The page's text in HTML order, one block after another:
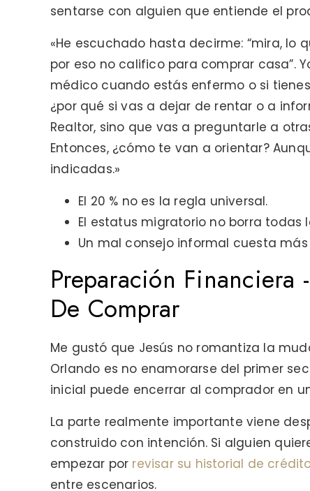
sentarse con alguien que entiende el
«He escuchado hasta decirme: “mira, lo
por eso no califico para comprar casa”.
médico cuando estás enfermo o si
¿por qué si vas a dejar de rentar o a
Realtor, sino que vas a preguntarle a
Entonces, ¿cómo te van a orientar?
indicadas.»
El 20 % no es la regla universal.
El estatus migratorio no borra todas
Un mal consejo informal cuesta
Preparación Financiera
De Comprar
Me gustó que Jesús no romantiza la
Orlando es no enamorarse del primer
inicial puede encerrar al comprador en
La parte realmente importante viene
construido con intención. Si alguien
empezar por revisar su historial de
entre escenarios.